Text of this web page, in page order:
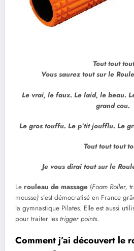
Tout tout tout
Vous saurez tout sur le
Le vrai, le faux. Le laid, le beau.
grand cou.
Le gros touffu. Le p’tit joufflu. Le
Tout tout tout
Je vous dirai tout sur le
Le rouleau de massage (Foam Roller,
mousse) s’est démocratisé en France
la gymnastique Pilates. Elle est aussi
pour traiter les trigger points.
Comment j’ai découvert le